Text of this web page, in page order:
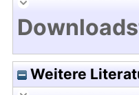
Weitere